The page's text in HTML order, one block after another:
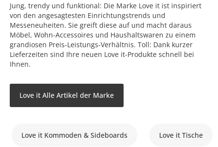
Jung, trendy und funktional: Die Marke Love it ist inspiriert
von den angesagtesten Einrichtungstrends und
Messeneuheiten. Sie greift diese auf und macht daraus
Möbel, Wohn-Accessoires und Haushaltswaren zu einem
grandiosen Preis-Leistungs-Verhältnis. Toll: Dank kurzer
Lieferzeiten sind Ihre neuen Love it-Produkte schnell bei
Ihnen.
Love it Alle Artikel der Marke
Love it Kommoden & Sideboards Love it Tische